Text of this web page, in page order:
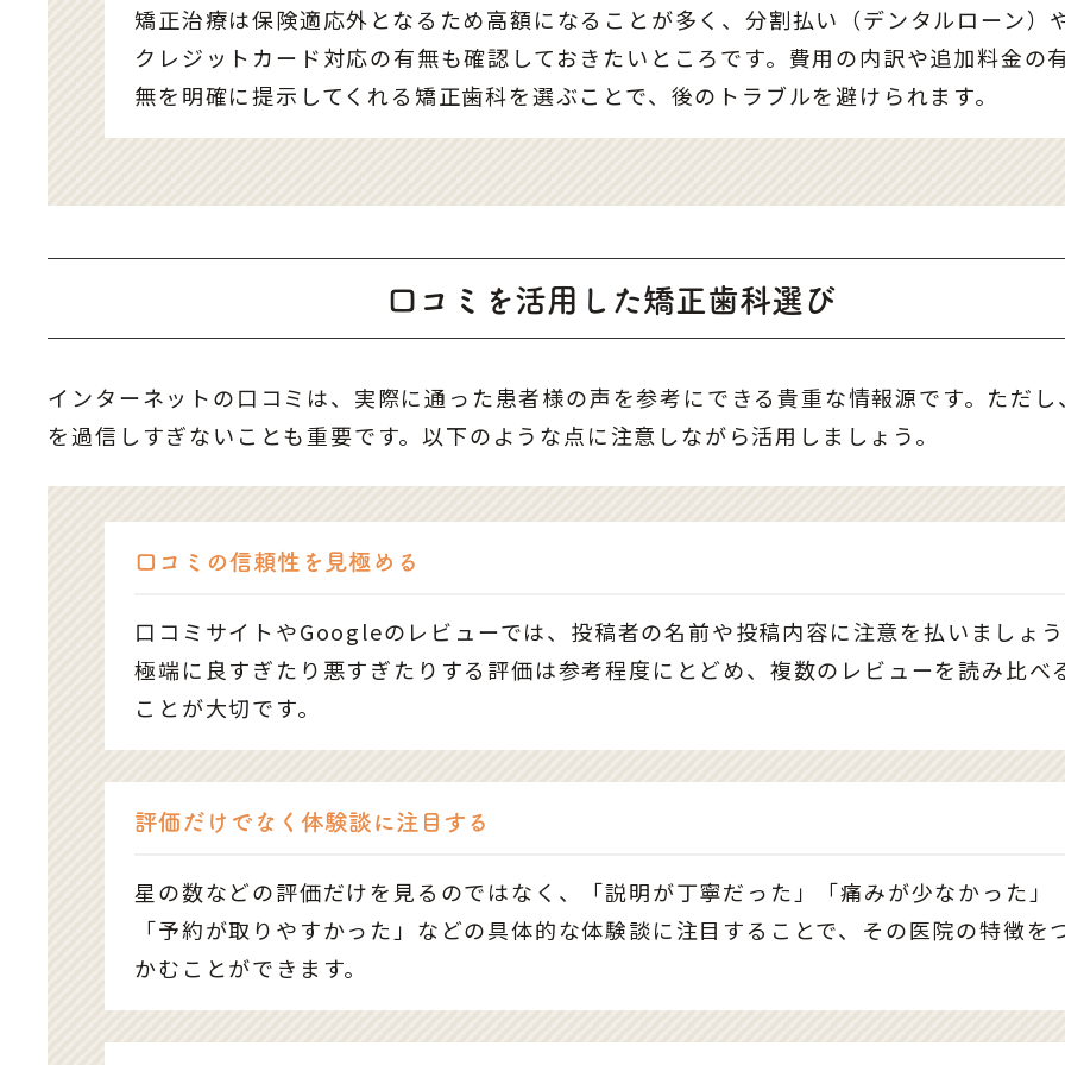
矯正治療は保険適応外となるため高額になることが多く、分割払い（デンタルローン）
クレジットカード対応の有無も確認しておきたいところです。費用の内訳や追加料金の
無を明確に提示してくれる矯正歯科を選ぶことで、後のトラブルを避けられます。
口コミを活用した矯正歯科選び
インターネットの口コミは、実際に通った患者様の声を参考にできる貴重な情報源です。ただし
を過信しすぎないことも重要です。以下のような点に注意しながら活用しましょう。
口コミの信頼性を見極める
口コミサイトやGoogleのレビューでは、投稿者の名前や投稿内容に注意を払いましょう
極端に良すぎたり悪すぎたりする評価は参考程度にとどめ、複数のレビューを読み比べ
ことが大切です。
評価だけでなく体験談に注目する
星の数などの評価だけを見るのではなく、「説明が丁寧だった」「痛みが少なかった」
「予約が取りやすかった」などの具体的な体験談に注目することで、その医院の特徴を
かむことができます。